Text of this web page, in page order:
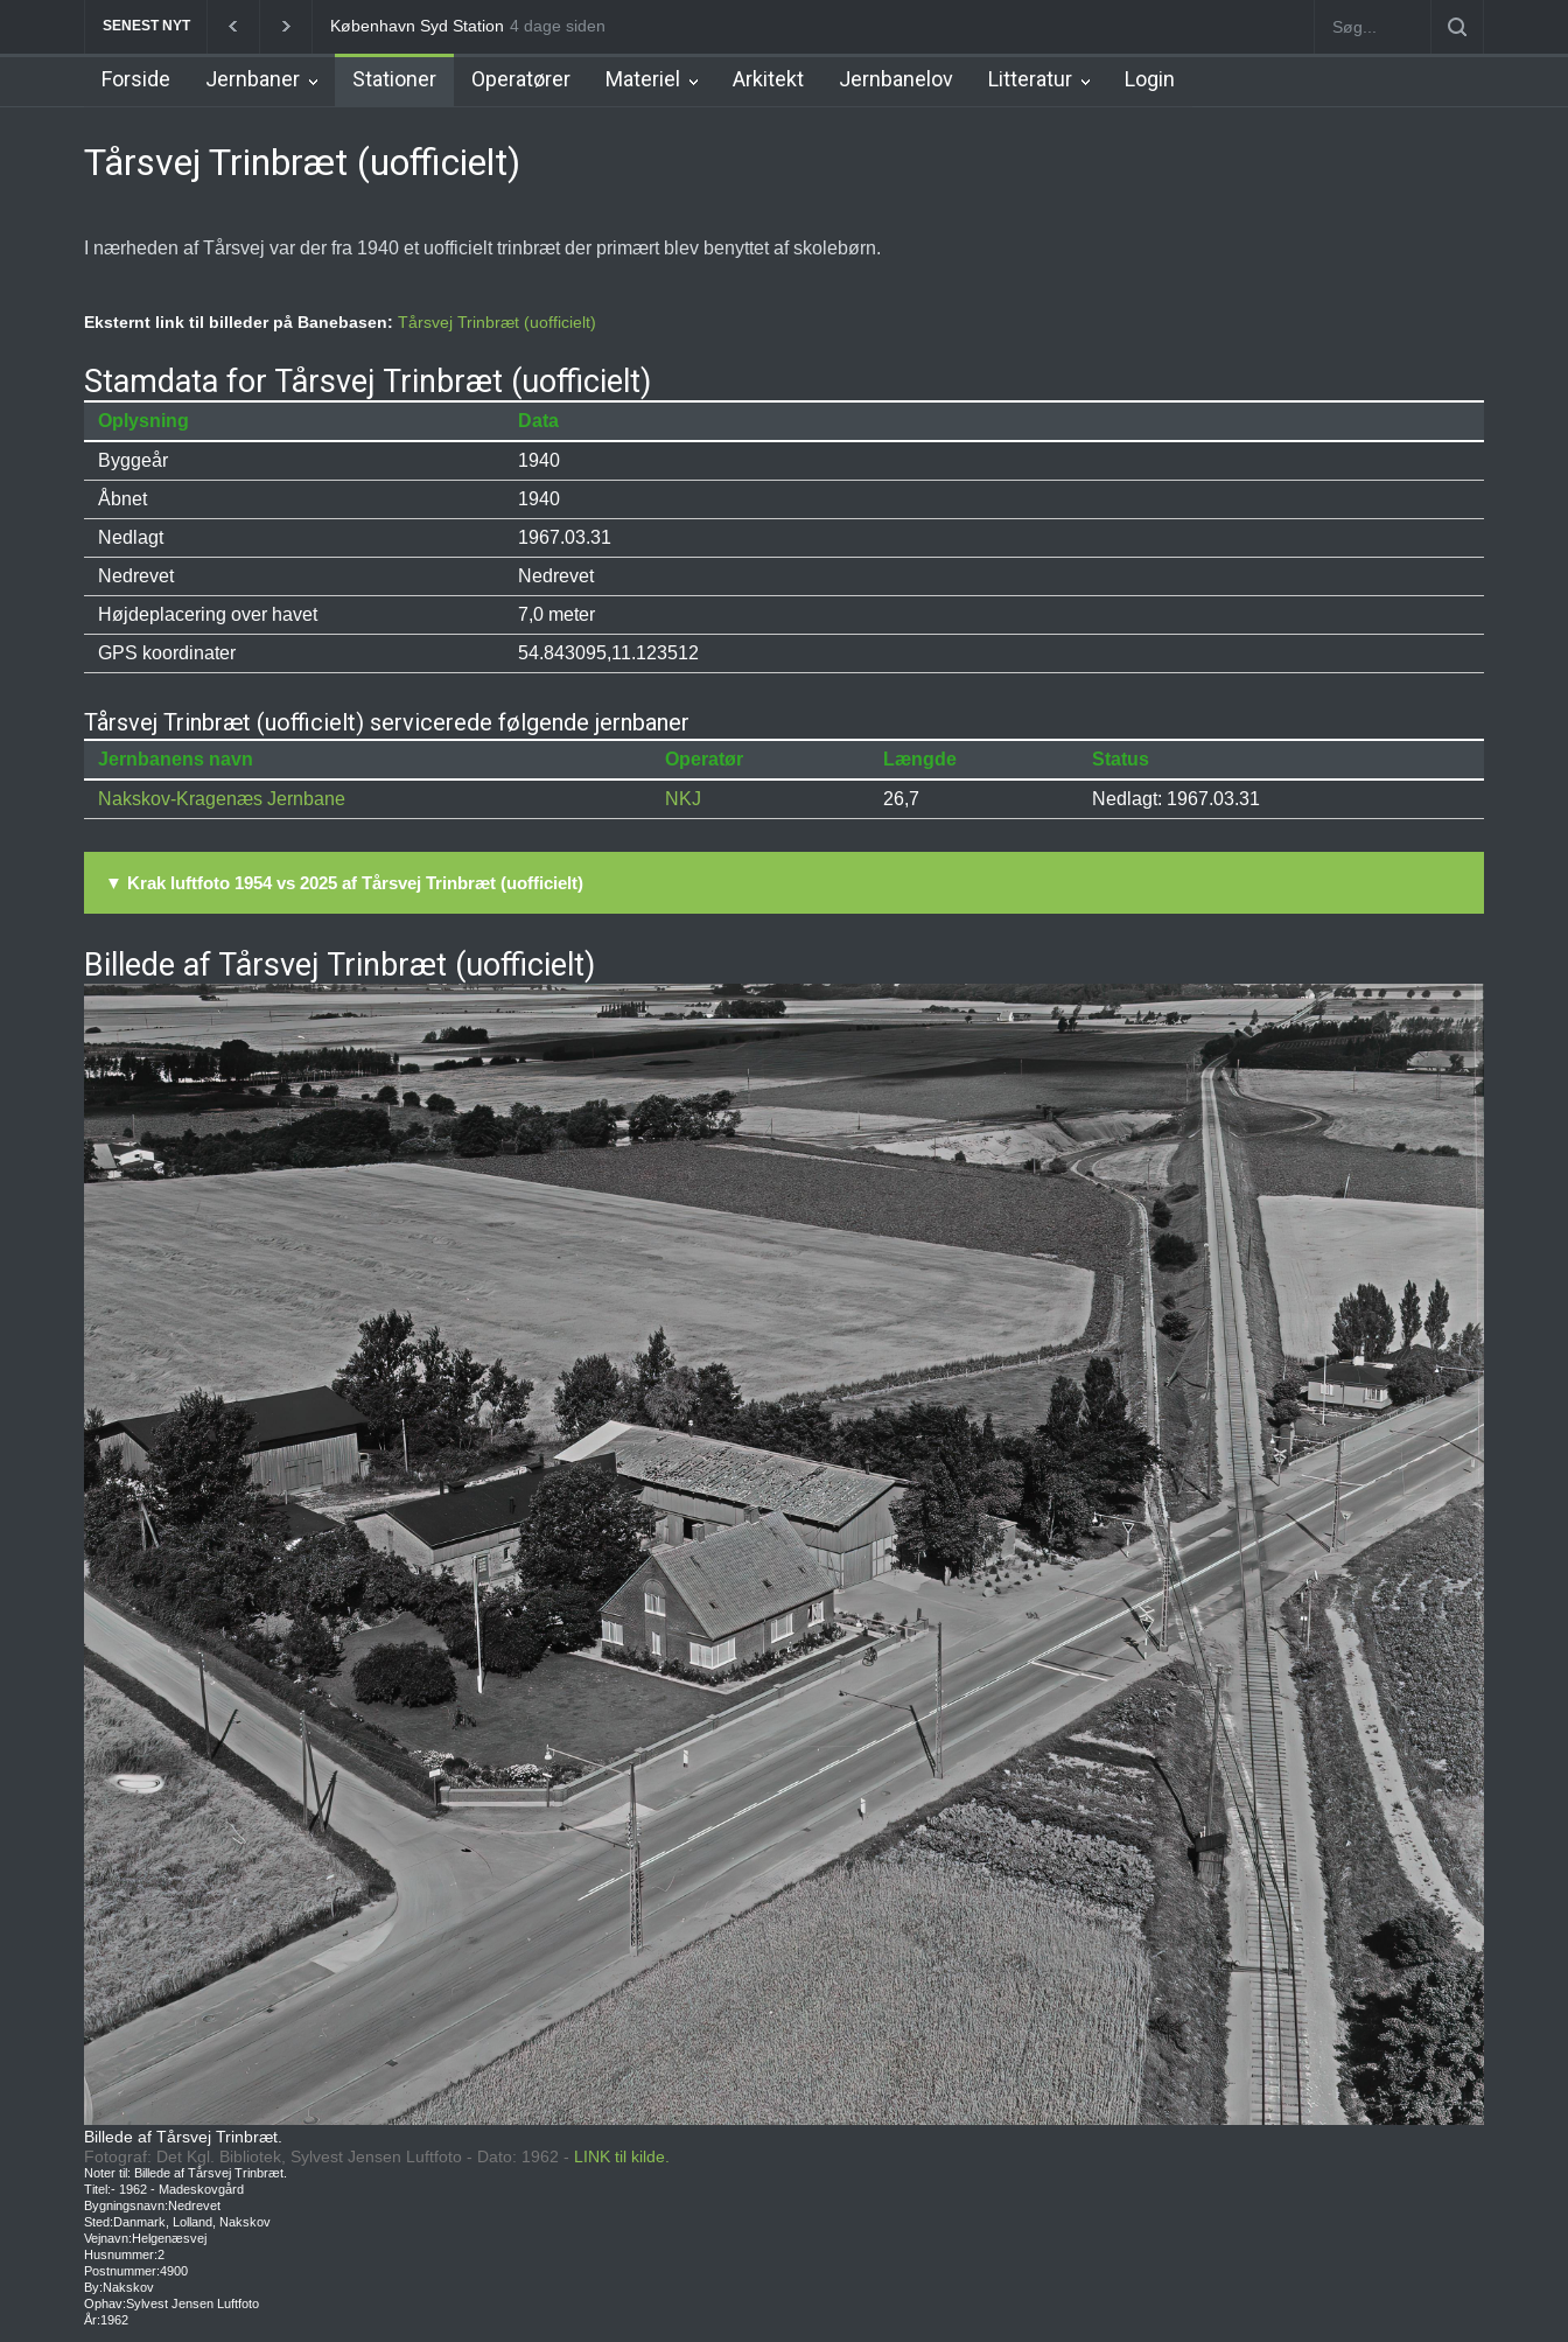
SENEST NYT Nørrebro B Station [1886-1930] Nørrebro A Station [1886-1930] Nørreport Station Vanløse Station [1898-
4 dage siden
Forside Jernbaner Stationer Operatører Materiel Arkitekt Jernbanelov Litteratur Login
Tårsvej Trinbræt (uofficielt)
I nærheden af Tårsvej var der fra 1940 et uofficielt trinbræt der primært blev benyttet af skolebørn.
Eksternt link til billeder på Banebasen: Tårsvej Trinbræt (uofficielt)
Stamdata for Tårsvej Trinbræt (uofficielt)
Oplysning
Data
Byggeår
1940
Åbnet
1940
Nedlagt
1967.03.31
Nedrevet
Nedrevet
Højdeplacering over havet
7,0 meter
GPS koordinater
54.843095,11.123512
Tårsvej Trinbræt (uofficielt) servicerede følgende jernbaner
Jernbanens navn Operatør Længde
Status
Nakskov-Kragenæs Jernbane
NKJ 26,7 Nedlagt: 1967.03.31
▼ Krak luftfoto 1954 vs 2025 af Tårsvej Trinbræt (uofficielt)
Billede af Tårsvej Trinbræt (uofficielt)
Billede af Tårsvej Trinbræt.
Fotograf: Det Kgl. Bibliotek, Sylvest Jensen Luftfoto - Dato: 1962 - LINK til kilde.
Noter til: Billede af Tårsvej Trinbræt.
Titel:- 1962 - Madeskovgård
Bygningsnavn:Nedrevet
Sted:Danmark, Lolland, Nakskov
Vejnavn:Helgenæsvej
Husnummer:2
Postnummer:4900
By:Nakskov
Ophav:Sylvest Jensen Luftfoto
År:1962